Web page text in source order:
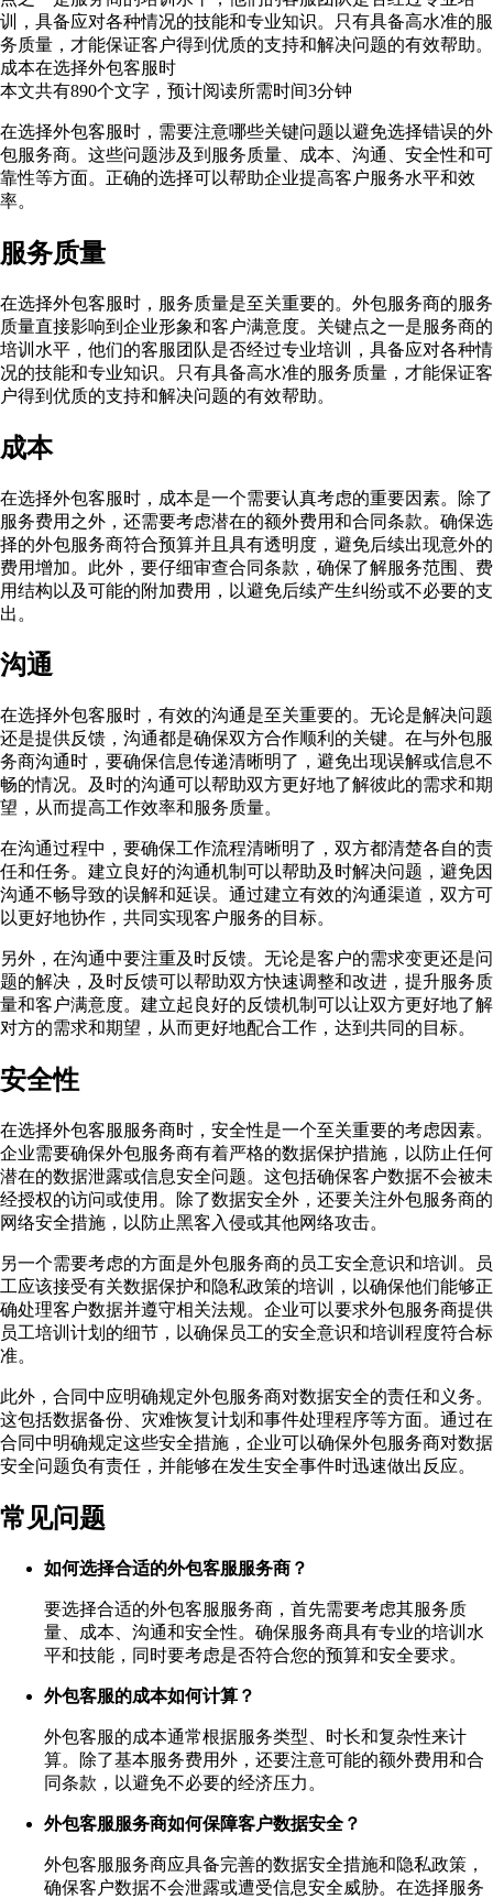
训，具备应对各种情况的技能和专业知识。只有具备高水准的服
务质量，才能保证客户得到优质的支持和解决问题的有效帮助。
成本在选择外包客服时
本文共有890个文字，预计阅读所需时间3分钟
在选择外包客服时，需要注意哪些关键问题以避免选择错误的外
包服务商。这些问题涉及到服务质量、成本、沟通、安全性和可
靠性等方面。正确的选择可以帮助企业提高客户服务水平和效
率。
服务质量
在选择外包客服时，服务质量是至关重要的。外包服务商的服务
质量直接影响到企业形象和客户满意度。关键点之一是服务商的
培训水平，他们的客服团队是否经过专业培训，具备应对各种情
况的技能和专业知识。只有具备高水准的服务质量，才能保证客
户得到优质的支持和解决问题的有效帮助。
成本
在选择外包客服时，成本是一个需要认真考虑的重要因素。除了
服务费用之外，还需要考虑潜在的额外费用和合同条款。确保选
择的外包服务商符合预算并且具有透明度，避免后续出现意外的
费用增加。此外，要仔细审查合同条款，确保了解服务范围、费
用结构以及可能的附加费用，以避免后续产生纠纷或不必要的支
出。
沟通
在选择外包客服时，有效的沟通是至关重要的。无论是解决问题
还是提供反馈，沟通都是确保双方合作顺利的关键。在与外包服
务商沟通时，要确保信息传递清晰明了，避免出现误解或信息不
畅的情况。及时的沟通可以帮助双方更好地了解彼此的需求和期
望，从而提高工作效率和服务质量。
在沟通过程中，要确保工作流程清晰明了，双方都清楚各自的责
任和任务。建立良好的沟通机制可以帮助及时解决问题，避免因
沟通不畅导致的误解和延误。通过建立有效的沟通渠道，双方可
以更好地协作，共同实现客户服务的目标。
另外，在沟通中要注重及时反馈。无论是客户的需求变更还是问
题的解决，及时反馈可以帮助双方快速调整和改进，提升服务质
量和客户满意度。建立起良好的反馈机制可以让双方更好地了解
对方的需求和期望，从而更好地配合工作，达到共同的目标。
安全性
在选择外包客服服务商时，安全性是一个至关重要的考虑因素。
企业需要确保外包服务商有着严格的数据保护措施，以防止任何
潜在的数据泄露或信息安全问题。这包括确保客户数据不会被未
经授权的访问或使用。除了数据安全外，还要关注外包服务商的
网络安全措施，以防止黑客入侵或其他网络攻击。
另一个需要考虑的方面是外包服务商的员工安全意识和培训。员
工应该接受有关数据保护和隐私政策的培训，以确保他们能够正
确处理客户数据并遵守相关法规。企业可以要求外包服务商提供
员工培训计划的细节，以确保员工的安全意识和培训程度符合标
准。
此外，合同中应明确规定外包服务商对数据安全的责任和义务。
这包括数据备份、灾难恢复计划和事件处理程序等方面。通过在
合同中明确规定这些安全措施，企业可以确保外包服务商对数据
安全问题负有责任，并能够在发生安全事件时迅速做出反应。
常见问题
如何选择合适的外包客服服务商？
要选择合适的外包客服服务商，首先需要考虑其服务质
量、成本、沟通和安全性。确保服务商具有专业的培训水
平和技能，同时要考虑是否符合您的预算和安全要求。
外包客服的成本如何计算？
外包客服的成本通常根据服务类型、时长和复杂性来计
算。除了基本服务费用外，还要注意可能的额外费用和合
同条款，以避免不必要的经济压力。
外包客服服务商如何保障客户数据安全？
外包客服服务商应具备完善的数据安全措施和隐私政策，
确保客户数据不会泄露或遭受信息安全威胁。在选择服务